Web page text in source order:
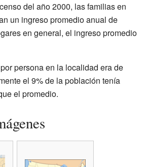
del año 2000, las familias en
un ingreso promedio anual de
en general, el ingreso promedio
persona en la localidad era de
el 9% de la población tenía
el promedio.